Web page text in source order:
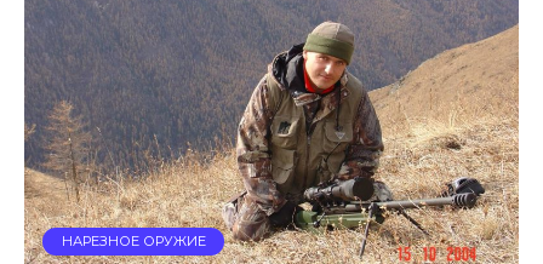
НАРЕЗНОЕ ОРУЖИЕ